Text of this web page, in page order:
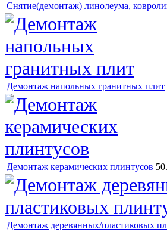
Снятие(демонтаж) линолеума,
Демонтаж напольных гранитных плит
Демонтаж керамических плинтусов
Демонтаж деревянных/пластиковых